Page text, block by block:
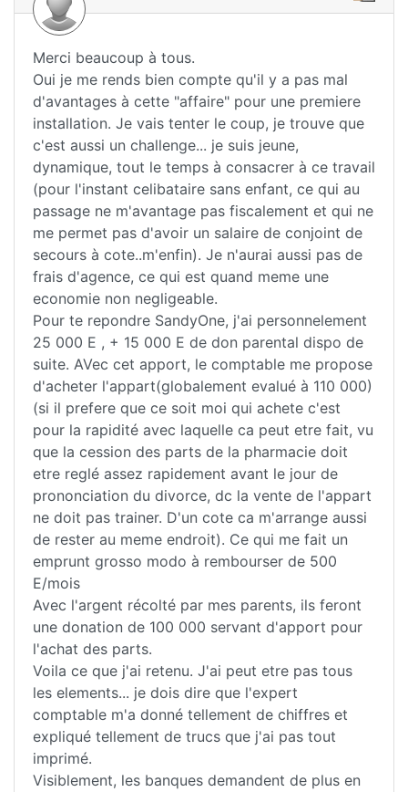
Merci beaucoup à tous.
Oui je me rends bien compte qu'il y a pas mal
d'avantages à cette "affaire" pour une premiere
installation. Je vais tenter le coup, je trouve que
c'est aussi un challenge... je suis jeune,
dynamique, tout le temps à consacrer à ce travail
(pour l'instant celibataire sans enfant, ce qui au
passage ne m'avantage pas fiscalement et qui ne
me permet pas d'avoir un salaire de conjoint de
secours à cote..m'enfin). Je n'aurai aussi pas de
frais d'agence, ce qui est quand meme une
economie non negligeable.
Pour te repondre SandyOne, j'ai personnelement
25 000 E , + 15 000 E de don parental dispo de
suite. AVec cet apport, le comptable me propose
d'acheter l'appart(globalement evalué à 110 000)
(si il prefere que ce soit moi qui achete c'est
pour la rapidité avec laquelle ca peut etre fait, vu
que la cession des parts de la pharmacie doit
etre reglé assez rapidement avant le jour de
prononciation du divorce, dc la vente de l'appart
ne doit pas trainer. D'un cote ca m'arrange aussi
de rester au meme endroit). Ce qui me fait un
emprunt grosso modo à rembourser de 500
E/mois
Avec l'argent récolté par mes parents, ils feront
une donation de 100 000 servant d'apport pour
l'achat des parts.
Voila ce que j'ai retenu. J'ai peut etre pas tous
les elements... je dois dire que l'expert
comptable m'a donné tellement de chiffres et
expliqué tellement de trucs que j'ai pas tout
imprimé.
Visiblement, les banques demandent de plus en